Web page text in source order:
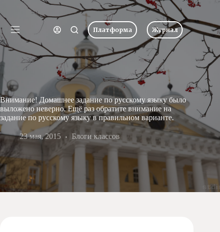
Перейти
к
сути
Ничего
не
найдено
Главная
Новости
школе
Учеба
Пресс-
центр
Хоровая
Царевич
Допобразование
Имя пользователя или Email
Пароль
Запомнить меня Забыли пароль?
Вход
Имя пользователя или Email
Получить новый пароль
← Вернуться ко входу
Платформа Журнал
Внимание! Домашнее задание по русскому языку было
выложено неверно. Ещё раз обратите внимание на
задание по русскому языку в правильном варианте.
23 мая, 2015 Блоги классов